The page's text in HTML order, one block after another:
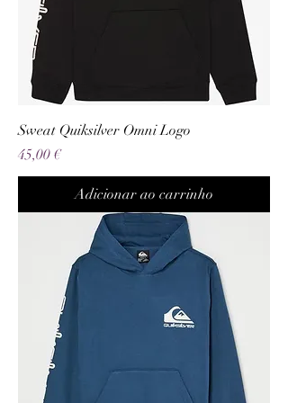
Sweat Quiksilver Omni Logo
Preço
45,00 €
Adicionar ao carrinho